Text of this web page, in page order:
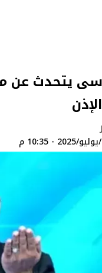
يتحدث عن